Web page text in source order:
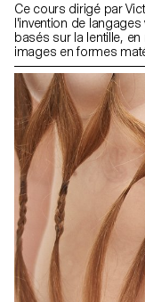
Ce cours dirigé par
l'invention de
basés sur la lentille,
images en formes
pratiques d'artistes
Thomas Ruff, Seth
technologies comme
l'expression
les espaces
approches uniques
cours s'est concentré
historiques et
d'artistes et la
images uniques, des
immersifs tels que la
(VR). À travers la
conceptualisé et
forme d'installations
capacité d'articuler le
collaborer avec leurs
artistique.